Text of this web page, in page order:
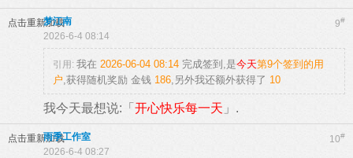
点击重新加载 9#
梦江南
2026-6-4 08:14
引用: 我在 2026-06-04 08:14 完成签到,是今天第9个签到的用
户,获得随机奖励 金钱 186,另外我还额外获得了 10
我今天最想说:「 开心快乐每一天 」.
点击重新加载 10#
雨季工作室
2026-6-4 08:27